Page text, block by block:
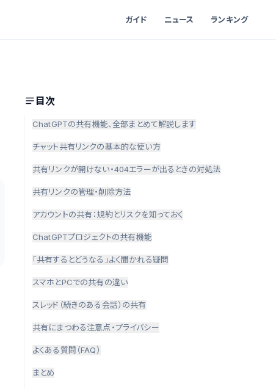
ガイド ニュース ランキング
目次
ChatGPTの共有機能、全部まとめて解説します
チャット共有リンクの基本的な使い方
共有リンクが開けない・404エラーが出るときの対処法
共有リンクの管理・削除方法
アカウントの共有：規約とリスクを知っておく
ChatGPTプロジェクトの共有機能
「共有するとどうなる」よく聞かれる疑問
スマホとPCでの共有の違い
スレッド（続きのある会話）の共有
共有にまつわる注意点・プライバシー
よくある質問（FAQ）
まとめ